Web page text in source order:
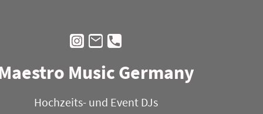
Music Germany
Hochzeits- und Event DJs